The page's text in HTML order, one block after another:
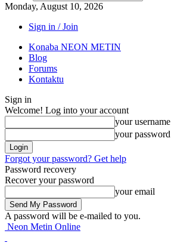
Monday, August 10, 2026
Sign in / Join
Konaba NEON METIN
Blog
Forums
Kontaktu
Sign in
Welcome! Log into your account
your username
your password
Forgot your password? Get help
Password recovery
Recover your password
your email
A password will be e-mailed to you.
Neon Metin Online